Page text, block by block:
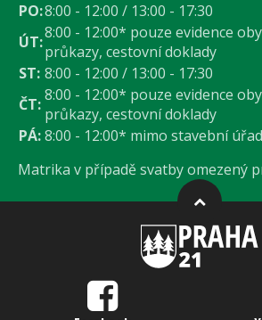
PO:8:00 - 12:00 / 13:00 - 17:30
ÚT:8:00 - 12:00* pouze evidence
průkazy, cestovní doklady
ST: 8:00 - 12:00 / 13:00 - 17:30
ČT:8:00 - 12:00* pouze evidence
průkazy, cestovní doklady
PÁ:8:00 - 12:00* mimo stavební úřad
Matrika v případě svatby omezený